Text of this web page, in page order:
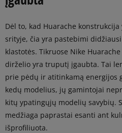
Dėl to, kad Huarache
srityje, čia yra pastebimi
klastotės. Tikruose Nike
dirželio yra truputį įgaubta. Tai
prie pėdų ir atitinkamą energijos
kedų modelius, jų gamintojai
kitų ypatingųjų modelių savybių.
medžiaga paprastai esanti ant
išprofiliuota.